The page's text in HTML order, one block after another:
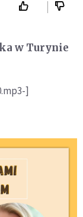
w Turynie
]